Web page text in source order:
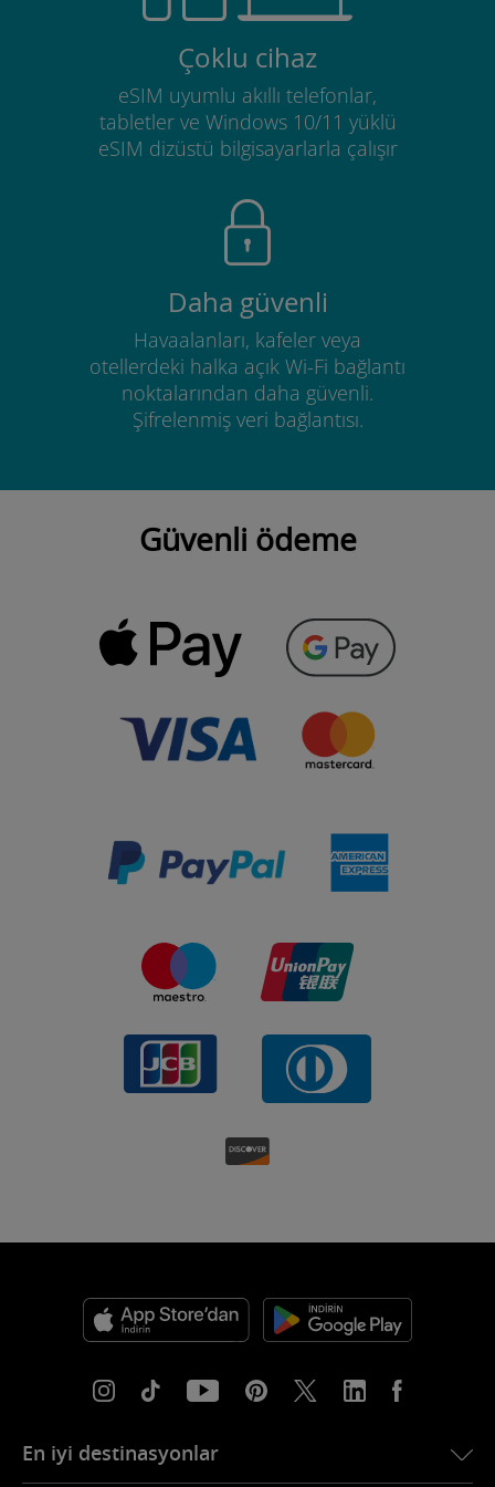
Çoklu cihaz
eSIM uyumlu akıllı telefonlar,
tabletler ve Windows 10/11 yüklü
eSIM dizüstü bilgisayarlarla çalışır
Daha güvenli
Havaalanları, kafeler veya
otellerdeki halka açık Wi-Fi bağlantı
noktalarından daha güvenli.
Şifrelenmiş veri bağlantısı.
Güvenli ödeme
En iyi destinasyonlar